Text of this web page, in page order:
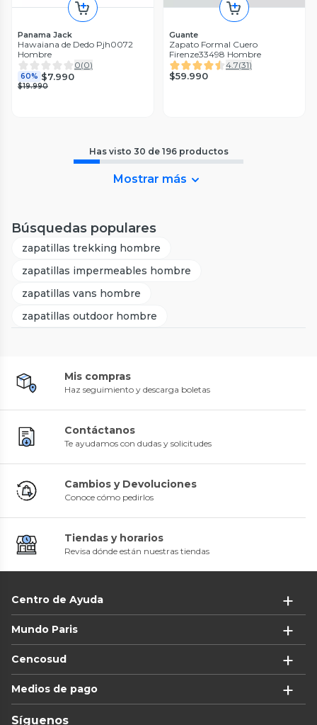
Panama Jack
Hawaiana de Dedo Pjh0072
Hombre
0(0)
60% $7.990
$19.990
Guante
Zapato Formal Cuero
Firenze33498 Hombre
4.7(31)
$59.990
Has visto 30 de 196 productos
Mostrar más
Búsquedas populares
zapatillas trekking hombre
zapatillas impermeables hombre
zapatillas vans hombre
zapatillas outdoor hombre
Mis compras
Haz seguimiento y descarga boletas
Contáctanos
Te ayudamos con dudas y solicitudes
Cambios y Devoluciones
Conoce cómo pedirlos
Tiendas y horarios
Revisa dónde están nuestras tiendas
Centro de Ayuda
Mundo Paris
Cencosud
Medios de pago
Síguenos